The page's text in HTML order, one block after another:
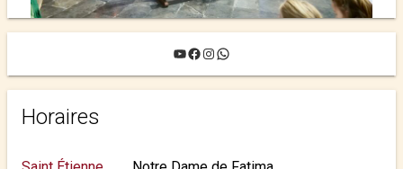
YouTube
Facebook
Instagram
WhatsApp
Horaires